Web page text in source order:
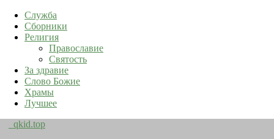
Служба
Сборники
Религия
Православие
Святость
За здравие
Слово Божие
Храмы
Лучшее
qkid.top